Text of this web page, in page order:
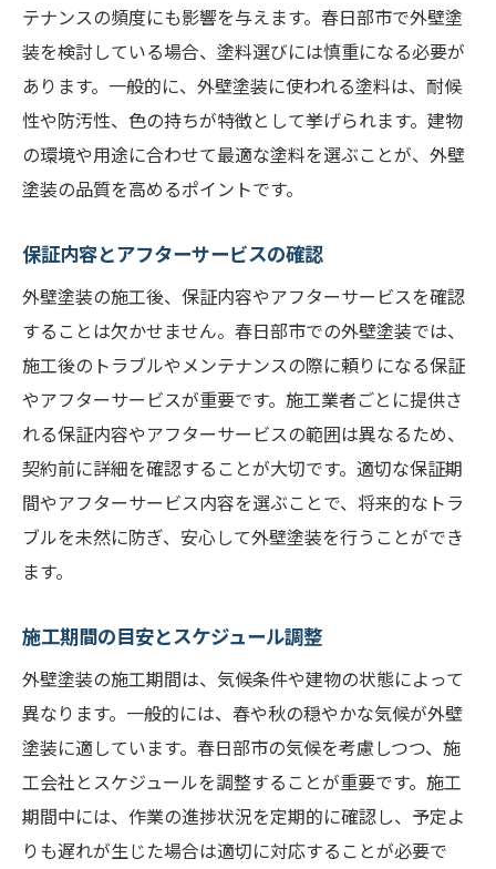
テナンスの頻度にも影響を与えます。春日部市で外壁塗
装を検討している場合、塗料選びには慎重になる必要が
あります。一般的に、外壁塗装に使われる塗料は、耐候
性や防汚性、色の持ちが特徴として挙げられます。建物
の環境や用途に合わせて最適な塗料を選ぶことが、外壁
塗装の品質を高めるポイントです。
保証内容とアフターサービスの確認
外壁塗装の施工後、保証内容やアフターサービスを確認
することは欠かせません。春日部市での外壁塗装では、
施工後のトラブルやメンテナンスの際に頼りになる保証
やアフターサービスが重要です。施工業者ごとに提供さ
れる保証内容やアフターサービスの範囲は異なるため、
契約前に詳細を確認することが大切です。適切な保証期
間やアフターサービス内容を選ぶことで、将来的なトラ
ブルを未然に防ぎ、安心して外壁塗装を行うことができ
ます。
施工期間の目安とスケジュール調整
外壁塗装の施工期間は、気候条件や建物の状態によって
異なります。一般的には、春や秋の穏やかな気候が外壁
塗装に適しています。春日部市の気候を考慮しつつ、施
工会社とスケジュールを調整することが重要です。施工
期間中には、作業の進捗状況を定期的に確認し、予定よ
りも遅れが生じた場合は適切に対応することが必要で